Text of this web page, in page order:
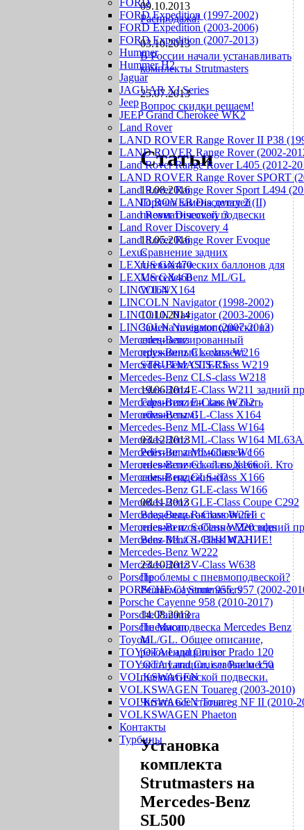
FORD
FORD Expedition (1997-2002)
FORD Expedition (2003-2006)
FORD Expedition (2007-2013)
Hummer
Hummer H2
Jaguar
JAGUAR XJ Series
Jeep
JEEP Grand Cherokee WK2
Land Rover
LAND ROVER Range Rover II P38
LAND ROVER Range Rover (2002-
Land Rover Range Rover L405 (2012-
LAND ROVER Range Rover SPORT
Land Rover Range Rover Sport L494
LAND ROVER Discovery 2 (II)
Land Rover Discovery 3
Land Rover Discovery 4
Land Rover Range Rover Evoque
Lexus
LEXUS GX470
LEXUS GX460
LINCOLN
LINCOLN Navigator (1998-2002)
LINCOLN Navigator (2003-2006)
LINCOLN Navigator (2007-2013)
Mercedes-Benz
Mercedes-Benz CL-class W216
Mercedes-Benz CLS-Class W219
Mercedes-Benz CLS-class W218
Mercedes-Benz E-Class W211 задний
Mercedes-Benz E-Class W212
Mercedes-Benz GL-Class X164
Mercedes-Benz ML-Class W164
Mercedes-Benz ML-Class W164
Mercedes-Benz ML-Class W166
Mercedes-Benz GL-class X166
Mercedes-Benz GLS-class X166
Mercedes-Benz GLE-class W166
Mercedes-Benz GLE-Class Coupe С292
Mercedes-Benz R-Class W251
Mercedes-Benz S-Class W220 задний
Mercedes-Benz S-Class W221
Mercedes-Benz W222
Mercedes-Benz V-Class W638
Porsche
PORSCHE Cayenne 955, 957 (2002-
Porsche Cayenne 958 (2010-2017)
Porsche Panamera
Porsche Macan
Toyota
TOYOTA Land Cruiser Prado 120
TOYOTA Land Cruiser Prado 150
VOLKSWAGEN
VOLKSWAGEN Touareg (2003-2010)
VOLKSWAGEN Touareg NF II (2010-
VOLKSWAGEN Phaeton
Контакты
Турбины
09.10.2013
Распродажа!
03.10.2013
В России начали устанавливать
комплекты Strutmasters
25.07.2013
Вопрос скидки решаем!
Статьи
19.08.2016
Горячая замена деталей
пневматической подвески
18.05.2016
Сравнение задних
пневматических баллонов для
Mercedes Benz ML/GL
W164/X164
10.10.2014
Замена пневмоподвески на
специализированный
пружинный комплект
STRUTMASTERS
19.06.2014
Гарантия или как не быть
обманутым!
03.12.2013
Рейтинг автомобилей с
пневматической подвеской. Кто
самый надежный?
08.11.2013
Владельцы автомобилей с
пневмо и особенно Mercedes
Benz ML/GL ВНИМАНИЕ!
23.10.2013
Проблемы с пневмоподвеской?
Решаемо! Strutmasters
14.08.2013
Пневмоподвеска Mercedes Benz
ML/GL. Общее описание,
рекомендации по
эксплуатации, слабые места
пневматической подвески.
Читать все статьи >
Установка
комплекта
Strutmasters на
Mercedes-Benz
SL500